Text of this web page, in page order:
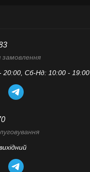
Сб-Нд: 10:00 - 19:00